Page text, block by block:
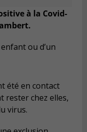
à la Covid-
enfant ou d’un
été en contact
rester chez elles,
virus.